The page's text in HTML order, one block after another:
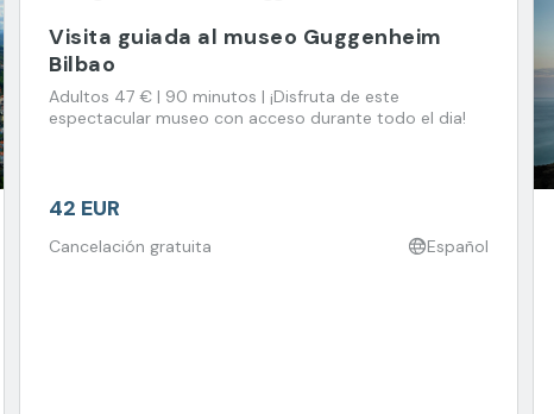
Visita guiada al museo Guggenheim
Bilbao
Adultos 47 € | 90 minutos | ¡Disfruta de este
espectacular museo con acceso durante todo el dia!
42 EUR
Cancelación gratuita Español